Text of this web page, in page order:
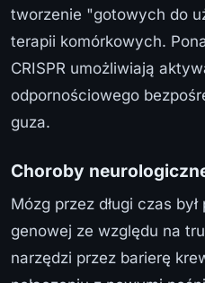
tworzenie "gotowych do
terapii komórkowych.
CRISPR umożliwiają
odpornościowego
guza.
Choroby
Mózg przez długi czas
genowej ze względu na
narzędzi przez barierę